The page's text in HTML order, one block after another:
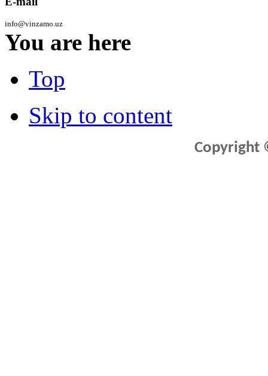
info@vinzamo.uz
You are here
Top
Skip to content
Copyright